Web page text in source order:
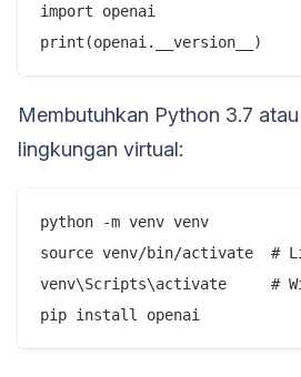
import openai
print(openai.__version__)
Membutuhkan Python 3.7
lingkungan virtual:
python -m venv venv
source venv/bin/activate  #
venv\Scripts\activate     #
pip install openai